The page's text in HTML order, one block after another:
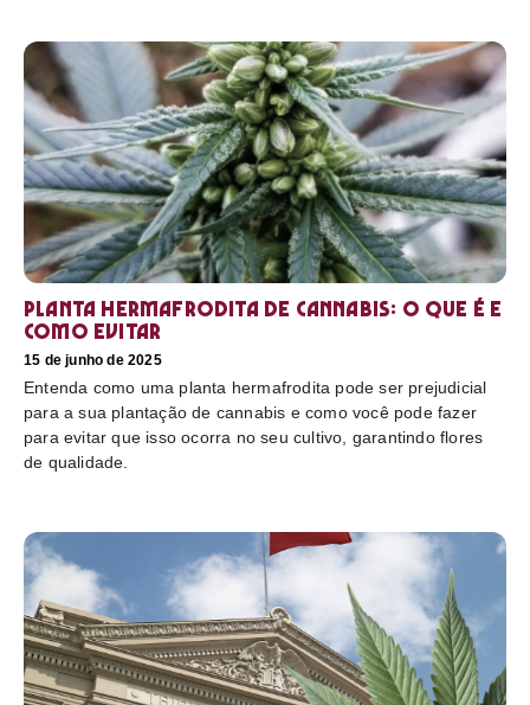
Planta hermafrodita de cannabis: O que é e
como evitar
15 de junho de 2025
Entenda como uma planta hermafrodita pode ser prejudicial
para a sua plantação de cannabis e como você pode fazer
para evitar que isso ocorra no seu cultivo, garantindo flores
de qualidade.